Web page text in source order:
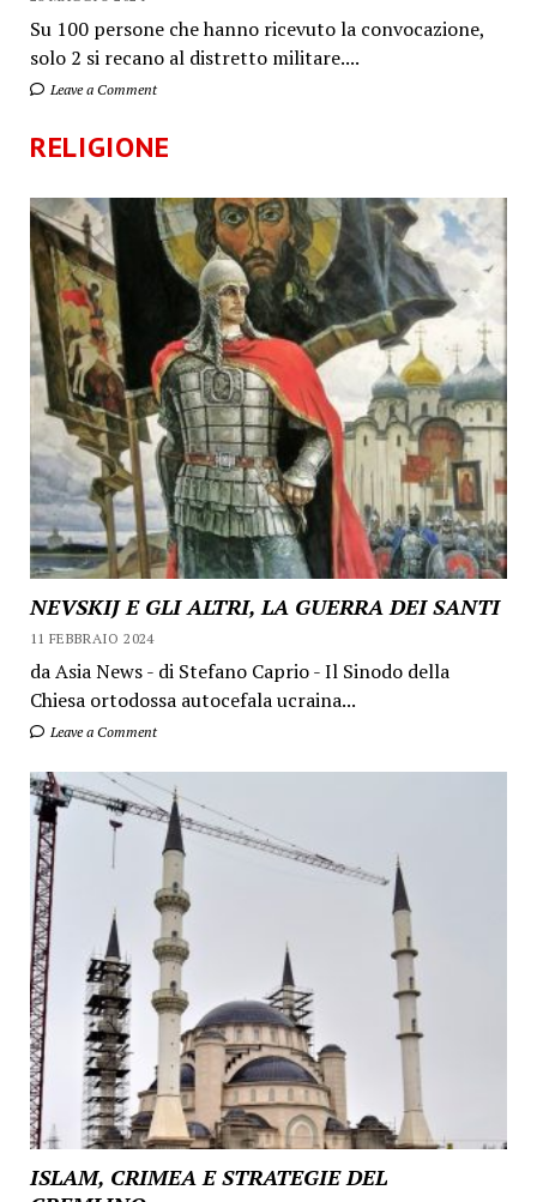
Su 100 persone che hanno ricevuto la convocazione,
solo 2 si recano al distretto militare....
Leave a Comment
RELIGIONE
NEVSKIJ E GLI ALTRI, LA GUERRA DEI SANTI
11 FEBBRAIO 2024
da Asia News - di Stefano Caprio - Il Sinodo della
Chiesa ortodossa autocefala ucraina...
Leave a Comment
ISLAM, CRIMEA E STRATEGIE DEL